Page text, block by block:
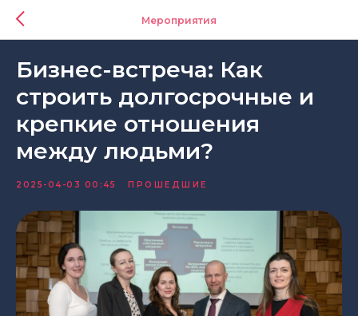
Мероприятия
Бизнес-встреча: Как
строить долгосрочные и
крепкие отношения
между людьми?
2025-04-03 00:45 ПРОШЕДШИЕ